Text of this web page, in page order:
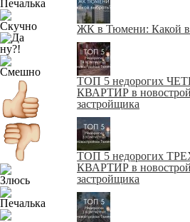
ЖК в Тюмени: Какой
ТОП 5 недорогих
КВАРТИР в
застройщика
ТОП 5 недорогих
КВАРТИР в
застройщика